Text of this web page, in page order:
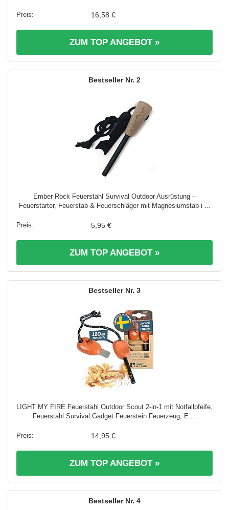
16,58 €
ZUM TOP ANGEBOT »
2
Ember Rock Feuerstahl Survival Outdoor Ausrüstung –
Feuerstarter, Feuerstab & Feuerschläger mit Magnesiumstab i ...
5,95 €
ZUM TOP ANGEBOT »
3
LIGHT MY FIRE Feuerstahl Outdoor Scout 2-in-1 mit Notfallpfeife,
Feuerstahl Survival Gadget Feuerstein Feuerzeug, E ...
14,95 €
ZUM TOP ANGEBOT »
4